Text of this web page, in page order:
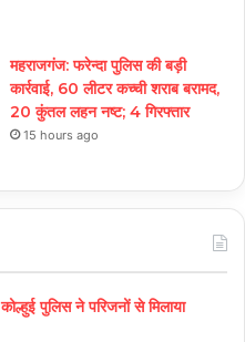
महराजगंज: फरेन्दा पुलिस की बड़ी
कार्रवाई, 60 लीटर कच्ची शराब बरामद,
20 कुंतल लहन नष्ट; 4 गिरफ्तार
15 hours ago
पुलिस ने परिजनों से मिलाया